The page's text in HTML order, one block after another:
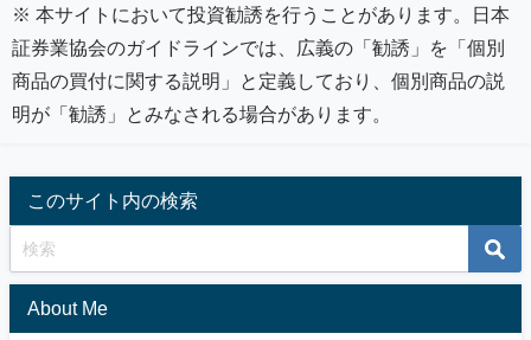
※ 本サイトにおいて投資勧誘を行うことがあります。日本
証券業協会のガイドラインでは、広義の「勧誘」を「個別
商品の買付に関する説明」と定義しており、個別商品の説
明が「勧誘」とみなされる場合があります。
このサイト内の検索
About Me